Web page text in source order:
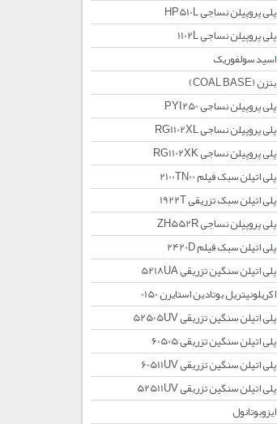
پلی پروپیلن نساجی HP510L
پلی پروپیلن نساجی 1102L
اسید سولفوریک
بنزن (COAL BASE)
پلی پروپیلن نساجی PYI250
پلی پروپیلن نساجی RG1102XL
پلی پروپیلن نساجی RG1102XK
پلی اتیلن سبک فیلم 2100TN00
پلی اتیلن سبک تزریقی 1922T
پلی پروپیلن نساجی ZH552R
پلی اتیلن سبک فیلم 2420D
پلی اتیلن سنگین تزریقی 5218UA
اکریلونیتریل بوتادین استایرن 0150
پلی اتیلن سنگین تزریقی 52505UV
پلی اتیلن سنگین تزریقی 60505
پلی اتیلن سنگین تزریقی 60511UV
پلی اتیلن سنگین تزریقی 52511UV
ایزوبوتانول